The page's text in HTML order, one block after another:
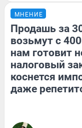
МНЕНИЕ
Продашь за
возьмут с
нам готовит
налоговый
коснется
даже